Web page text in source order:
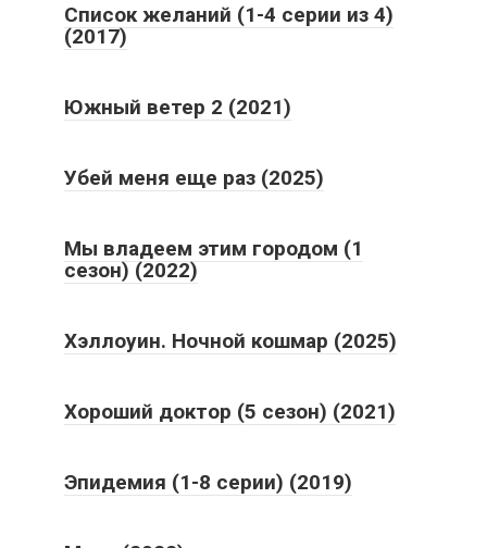
Список желаний (1-4 серии из 4)
(2017)
Южный ветер 2 (2021)
Убей меня еще раз (2025)
Мы владеем этим городом (1
сезон) (2022)
Хэллоуин. Ночной кошмар (2025)
Хороший доктор (5 сезон) (2021)
Эпидемия (1-8 серии) (2019)